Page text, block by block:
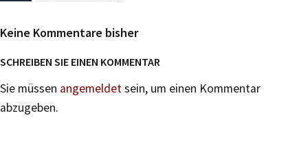
Keine Kommentare bisher
SCHREIBEN SIE EINEN KOMMENTAR
Sie müssen angemeldetsein, um einen Kommentar
abzugeben.